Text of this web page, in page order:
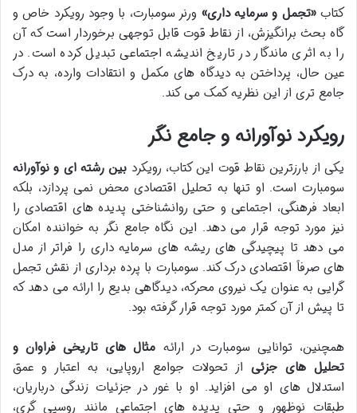
کتاب«تجمل و سرمایه داری» ورنر سومبارت، با وجود رویکرد خاص و
گاه بحث برانگیزش، از نقاط قوت قابل توجهی برخوردار است که آن
را به اثری ماندگار در تاریخ اندیشه اجتماعی تبدیل کرده است. در
عین حال، پرداختن به دیدگاه های مکمل و انتقادات وارده، به درک
جامع تری از این نظریه کمک می کند.
رویکرد نوآورانه و جامع نگر
یکی از بارزترین نقاط قوت این کتاب، رویکرد بین رشته ای و نوآورانه
سومبارت است. او تنها به تحلیل اقتصادی محض نمی پردازد، بلکه
ابعاد فرهنگی، اجتماعی و حتی روانشناختی پدیده های اقتصادی را
نیز مورد توجه قرار می دهد. این نگاه جامع نگر به خواننده امکان
می دهد تا پیچیدگی های ریشه های سرمایه داری را فراتر از مدل
های صرفاً اقتصادی درک کند. سومبارت با پرده برداری از نقش تجمل
گرایی به عنوان یک نیروی محرکه، دیدگاهی بدیع را ارائه می دهد که
تا پیش از آن کمتر مورد توجه قرار گرفته بود.
همچنین، توانایی سومبارت در ارائه مثال های تاریخی فراوان و
تحلیل های جزئی از تحولات جوامع اروپایی، به اعتبار و عمق
استدلال های او می افزاید. او با غور در جزئیات زندگی درباریان،
طبقات نوظهور و حتی پدیده های اجتماعی مانند روسپی گری،